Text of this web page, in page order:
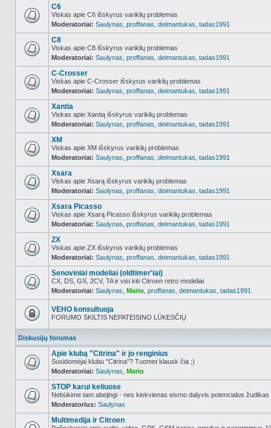
NO_UNREAD_POSTS
C6
Viskas apie C6 išskyrus variklių problemas
Moderatoriai: Saulynas proffanas deimantukas tadas1991
NO_UNREAD_POSTS
C8
Viskas apie C8 išskyrus variklių problemas
Moderatoriai: Saulynas proffanas deimantukas tadas1991
NO_UNREAD_POSTS
C-Crosser
Viskas apie C-Crosser išskyrus variklių problemas
Moderatoriai: Saulynas proffanas deimantukas tadas1991
NO_UNREAD_POSTS
Xantia
Viskas apie Xantią išskyrus variklių problemas
Moderatoriai: Saulynas proffanas deimantukas tadas1991
NO_UNREAD_POSTS
XM
Viskas apie XM išskyrus variklių problemas
Moderatoriai: Saulynas proffanas deimantukas tadas1991
NO_UNREAD_POSTS
Xsara
Viskas apie Xsarą išskyrus variklių problemas
Moderatoriai: Saulynas proffanas deimantukas tadas1991
NO_UNREAD_POSTS
Xsara Picasso
Viskas apie Xsarą Picasso išskyrus variklių problemas
Moderatoriai: Saulynas proffanas deimantukas tadas1991
NO_UNREAD_POSTS
ZX
Viskas apie ZX išskyrus variklių problemas
Moderatoriai: Saulynas proffanas deimantukas tadas1991
NO_UNREAD_POSTS
Senoviniai modeliai (oldtimer'iai)
CX, DS, GS, 2CV, TA ir visi kiti Citroen retro modeliai
Moderatoriai: Saulynas Mario proffanas deimantukas tadas1991
užrakintas
VEHO konsultuoja
FORUMO SKILTIS NEPATEISINO LŪKESČIŲ
Diskusijų forumas
NO_UNREAD_POSTS
Apie klubą "Citrina" ir jo renginius
Susidomėjai klubu "Citrina"? Tuomet klausk čia ;)
Moderatoriai: Saulynas Mario
NO_UNREAD_POSTS
STOP karui keliuose
Nebūkime tam abejingi - nes kiekvienas eismo dalyvis potencialus žudikas
Moderatorius: Saulynas
Multimedija ir Citroen